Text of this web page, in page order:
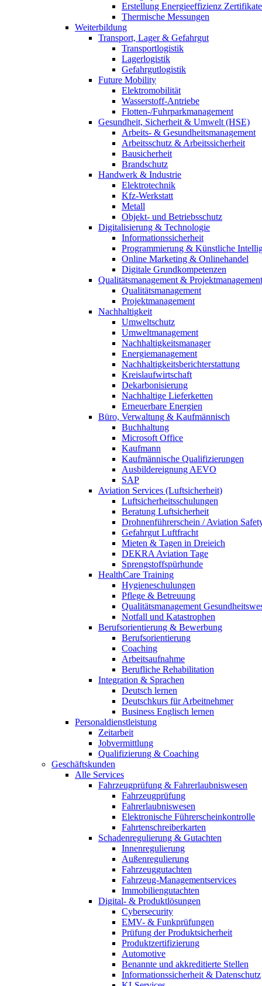
Erstellung Energieeffizienz Zertifikate
Thermische Messungen
Weiterbildung
Transport, Lager & Gefahrgut
Transportlogistik
Lagerlogistik
Gefahrgutlogistik
Future Mobility
Elektromobilität
Wasserstoff-Antriebe
Flotten-/Fuhrparkmanagement
Gesundheit, Sicherheit & Umwelt (HSE)
Arbeits- & Gesundheitsmanagement
Arbeitsschutz & Arbeitssicherheit
Bausicherheit
Brandschutz
Handwerk & Industrie
Elektrotechnik
Kfz-Werkstatt
Metall
Objekt- und Betriebsschutz
Digitalisierung & Technologie
Informationssicherheit
Programmierung & Künstliche
Online Marketing & Onlinehandel
Digitale Grundkompetenzen
Qualitätsmanagement & Projektmanagement
Qualitätsmanagement
Projektmanagement
Nachhaltigkeit
Umweltschutz
Umweltmanagement
Nachhaltigkeitsmanager
Energiemanagement
Nachhaltigkeitsberichterstattung
Kreislaufwirtschaft
Dekarbonisierung
Nachhaltige Lieferketten
Erneuerbare Energien
Büro, Verwaltung & Kaufmännisch
Buchhaltung
Microsoft Office
Kaufmann
Kaufmännische Qualifizierungen
Ausbildereignung AEVO
SAP
Aviation Services (Luftsicherheit)
Luftsicherheitsschulungen
Beratung Luftsicherheit
Drohnenführerschein / Aviation
Gefahrgut Luftfracht
Mieten & Tagen in Dreieich
DEKRA Aviation Tage
Sprengstoffspürhunde
HealthCare Training
Hygieneschulungen
Pflege & Betreuung
Qualitätsmanagement
Notfall und Katastrophen
Berufsorientierung & Bewerbung
Berufsorientierung
Coaching
Arbeitsaufnahme
Berufliche Rehabilitation
Integration & Sprachen
Deutsch lernen
Deutschkurs für Arbeitnehmer
Business Englisch lernen
Personaldienstleistung
Zeitarbeit
Jobvermittlung
Qualifizierung & Coaching
Geschäftskunden
Alle Services
Fahrzeugprüfung & Fahrerlaubniswesen
Fahrzeugprüfung
Fahrerlaubniswesen
Elektronische Führerscheinkontrolle
Fahrtenschreiberkarten
Schadenregulierung & Gutachten
Innenregulierung
Außenregulierung
Fahrzeuggutachten
Fahrzeug-Managementservices
Immobiliengutachten
Digital- & Produktlösungen
Cybersecurity
EMV- & Funkprüfungen
Prüfung der Produktsicherheit
Produktzertifizierung
Automotive
Benannte und akkreditierte Stellen
Informationssicherheit & Datenschutz